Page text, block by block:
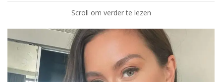
Scroll om verder te lezen